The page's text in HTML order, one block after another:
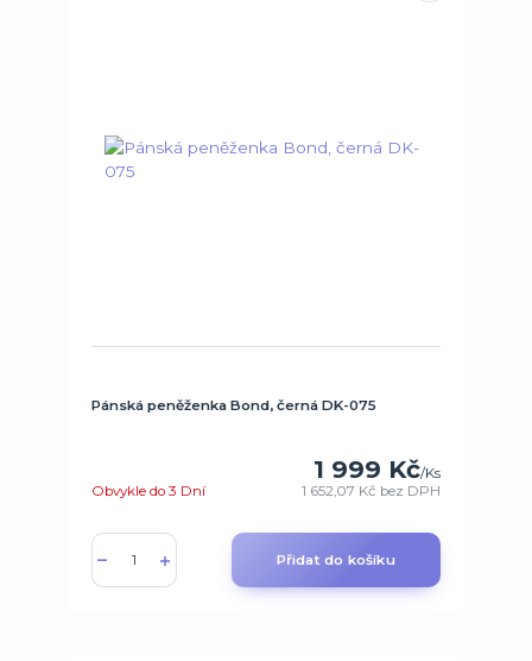
Pánská peněženka Bond, černá DK-075
1 999 Kč/Ks
1 652,07 Kč bez DPH
Obvykle do 3 Dní
Přidat do košíku